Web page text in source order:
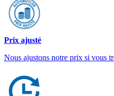
Prix ajusté
Nous ajustons notre prix si vous